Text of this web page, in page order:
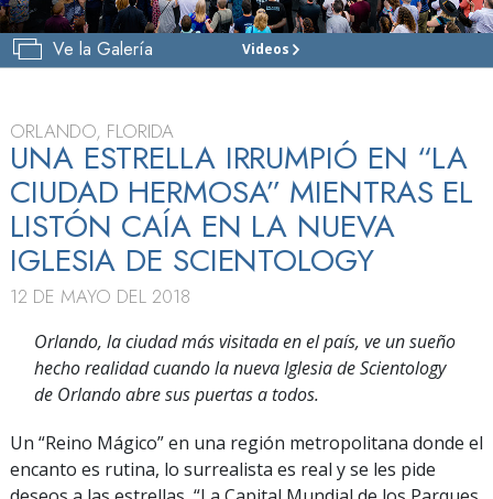
Ve la Galería Videos
IGLESIA
VISITAR
GRAN
ORLANDO, FLORIDA
UNA ESTRELLA IRRUMPIÓ EN “LA
CIUDAD HERMOSA” MIENTRAS EL
LISTÓN CAÍA EN LA NUEVA
IGLESIA DE SCIENTOLOGY
12 DE MAYO DEL 2018
Orlando, la ciudad más visitada en el país, ve un sueño
hecho realidad cuando la nueva Iglesia de Scientology
de Orlando abre sus puertas a todos.
Un “Reino Mágico” en una región metropolitana donde el
encanto es rutina, lo surrealista es real y se les pide